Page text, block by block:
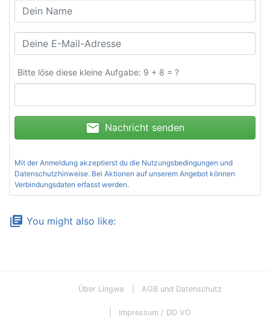
Bitte löse diese kleine Aufgabe: 9 + 8 = ?
mail Nachricht senden
Mit der Anmeldung akzeptierst du die Nutzungsbedingungen und
Datenschutzhinweise. Bei Aktionen auf unserem Angebot können
Verbindungsdaten erfasst werden.
library_books You might also like:
Über Lingwa AGB und Datenschutz
Impressum / DD VO